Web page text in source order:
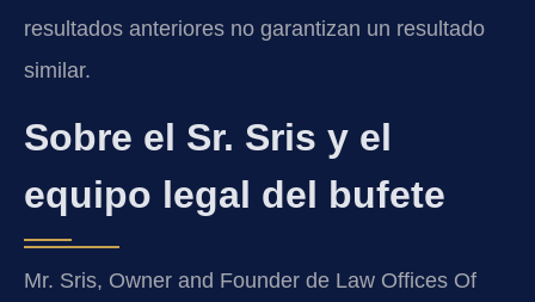
resultados anteriores no garantizan un resultado
similar.
Sobre el Sr. Sris y el
equipo legal del bufete
Mr. Sris, Owner and Founder de Law Offices Of